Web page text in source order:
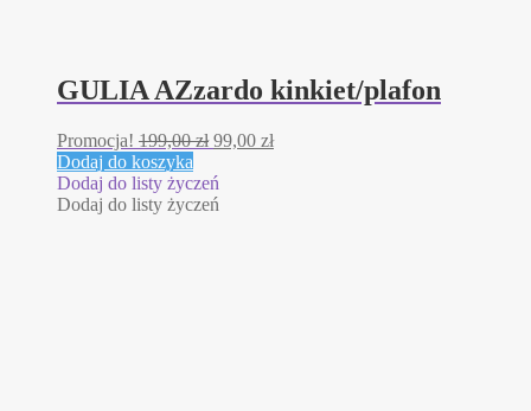
GULIA AZzardo kinkiet/plafon
Promocja! 199,00zł Pierwotna
wynosiła:
199,00 zł.
99,00 złAktualna
Dodaj do koszyka
Dodaj do listy życzeń
Dodaj do listy życzeń